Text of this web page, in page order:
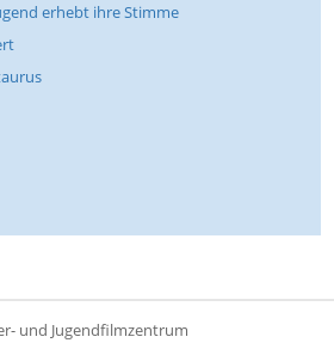
erhebt ihre Stimme
und Jugendfilmzentrum